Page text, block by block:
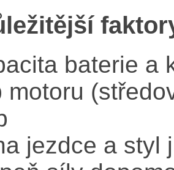
baterie a
motoru
jezdce a styl